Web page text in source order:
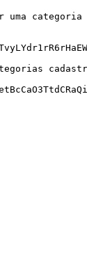
uma
cadastradas